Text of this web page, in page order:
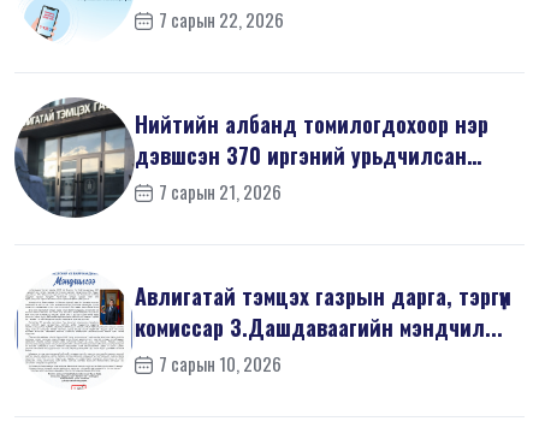
7 сарын 22, 2026
Нийтийн албанд томилогдохоор нэр
дэвшсэн 370 иргэний урьдчилсан
мэдүүл...
7 сарын 21, 2026
Авлигатай тэмцэх газрын дарга, тэргүүн
комиссар З.Дашдаваагийн мэндчил...
7 сарын 10, 2026